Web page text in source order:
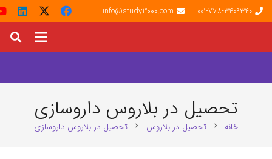
001-778-3409340
info@study3000.com
تحصیل در بلاروس داروسازی
خانه chevron_right تحصیل در بلاروس chevron_right تحصیل در بلاروس داروسازی